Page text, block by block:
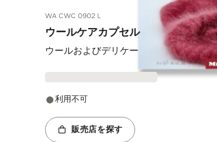
WA CWC 0902 L
ウールケアカプセル
ウールおよびデリケートな衣類用の中性
利用不可
販売店を探す